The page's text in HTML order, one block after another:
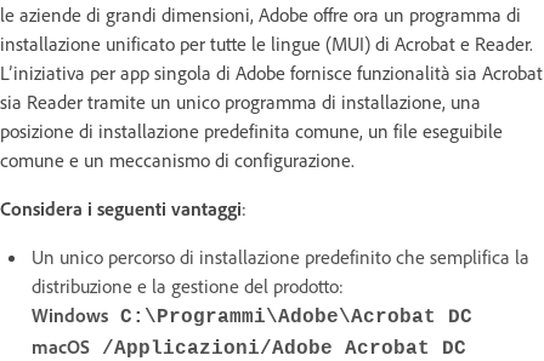
le aziende di grandi dimensioni, Adobe offre ora un programma di
installazione unificato per tutte le lingue (MUI) di Acrobat e Reader.
L’iniziativa per app singola di Adobe fornisce funzionalità sia Acrobat
sia Reader tramite un unico programma di installazione, una
posizione di installazione predefinita comune, un file eseguibile
comune e un meccanismo di configurazione.
Considera i seguenti vantaggi:
Un unico percorso di installazione predefinito che semplifica la
distribuzione e la gestione del prodotto:
Windows C:\Programmi\Adobe\Acrobat DC
macOS /Applicazioni/Adobe Acrobat DC